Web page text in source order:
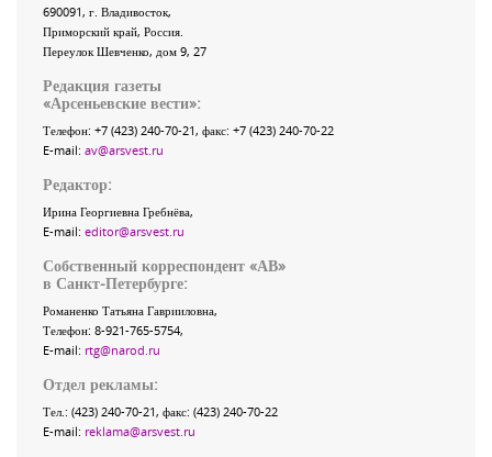
690091, г. Владивосток,
Приморский край, Россия
Переулок Шевченко, дом 9, 27
Редакция газеты
«Арсеньевские вести»:
Телефон: +7 (423) 240-70-21, факс: +7 (423) 240-70-22
E-mail: av@arsvest.ru
Редактор:
Ирина Георгиевна Гребнёва,
E-mail: editor@arsvest.ru
Собственный корреспондент «АВ»
в Санкт-Петербурге:
Романенко Татьяна Гаврииловна,
Телефон: 8-921-765-5754,
E-mail: rtg@narod.ru
Отдел рекламы:
Тел.: (423) 240-70-21, факс: (423) 240-70-22
E-mail: reklama@arsvest.ru